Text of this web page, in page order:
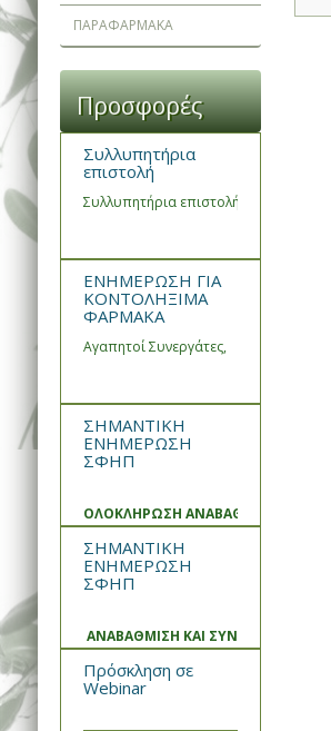
ΠΑΡΑΦΑΡΜΑΚΑ
Προσφορές
Συλλυπητήρια
επιστολή
Συλλυπητήρια επιστολή του
ΕΝΗΜΕΡΩΣΗ ΓΙΑ
ΚΟΝΤΟΛΗΞΙΜΑ
ΦΑΡΜΑΚΑ
Αγαπητοί Συνεργάτες,
ΣΗΜΑΝΤΙΚΗ
ΕΝΗΜΕΡΩΣΗ
ΣΦΗΠ
ΟΛΟΚΛΗΡΩΣΗ ΑΝΑΒΑΘΜΙΣΗΣ ΚΑΙ
ΣΗΜΑΝΤΙΚΗ
ΕΝΗΜΕΡΩΣΗ
ΣΦΗΠ
ΑΝΑΒΑΘΜΙΣΗ ΚΑΙ ΣΥΝΤΗΡΗΣΗ
Πρόσκληση σε
Webinar